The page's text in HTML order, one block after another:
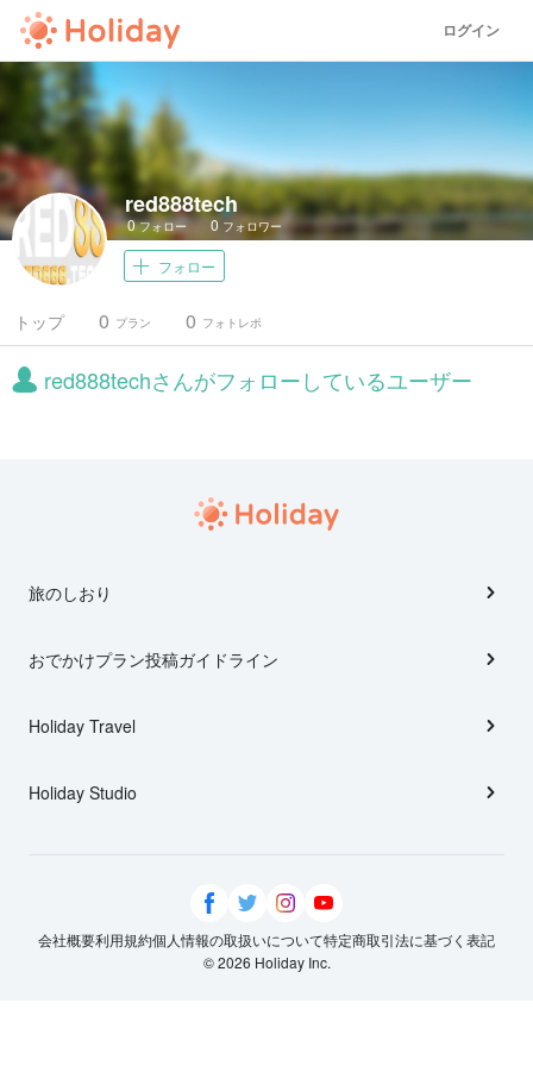
ログイン
red888tech
0フォロー 0 フォロワー
フォロー
トップ プラン
0 フォトレポ
0
red888techさんがフォローしているユーザー
旅のしおり
おでかけプラン投稿ガイドライン
Holiday Travel
Holiday Studio
会社概要利用規約個人情報の取扱いについて特定商取引法に基づく表記
© 2026 Holiday Inc.